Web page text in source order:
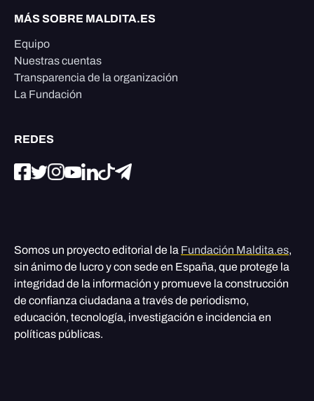
MÁS SOBRE MALDITA.ES
Equipo
Nuestras cuentas
Transparencia de la organización
La Fundación
REDES
Somos un proyecto editorial de la Fundación Maldita.es,
sin ánimo de lucro y con sede en España, que protege la
integridad de la información y promueve la construcción
de confianza ciudadana a través de periodismo,
educación, tecnología, investigación e incidencia en
políticas públicas.